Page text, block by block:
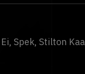
Spek, Stilton